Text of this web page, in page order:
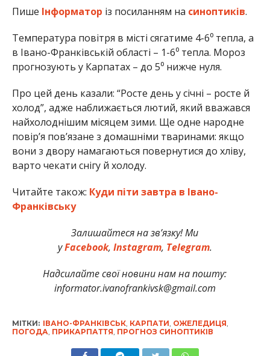
Пише Інформатор із посиланням на синоптиків.
Температура повітря в місті сягатиме 4-6⁰ тепла, а
в Івано-Франківській області – 1-6⁰ тепла. Мороз
прогнозують у Карпатах – до 5⁰ нижче нуля.
Про цей день казали: “Росте день у січні – росте й
холод”, адже наближається лютий, який вважався
найхолоднішим місяцем зими. Ще одне народне
повір’я пов’язане з домашніми тваринами: якщо
вони з двору намагаються повернутися до хліву,
варто чекати снігу й холоду.
Читайте також: Куди піти завтра в Івано-
Франківську
Залишайтеся на зв’язку! Ми
уFacebook, Instagram, Telegram.
Надсилайте свої новини нам на пошту:
informator.ivanofrankivsk@gmail.com
МІТКИ: ІВАНО-ФРАНКІВСЬК, КАРПАТИ, ОЖЕЛЕДИЦЯ,
ПОГОДА, ПРИКАРПАТТЯ, ПРОГНОЗ СИНОПТИКІВ